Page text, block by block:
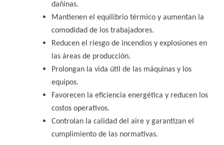
dañinas.
Mantienen el equilibrio térmico y aumentan la
comodidad de los trabajadores.
Reducen el riesgo de incendios y explosiones en
las áreas de producción.
Prolongan la vida útil de las máquinas y los
equipos.
Favorecen la eficiencia energética y reducen los
costos operativos.
Controlan la calidad del aire y garantizan el
cumplimiento de las normativas.